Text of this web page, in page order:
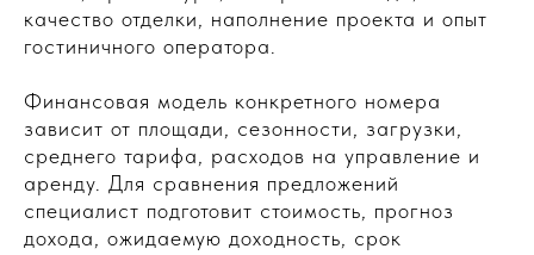
качество отделки, наполнение проекта и опыт
гостиничного оператора.
Финансовая модель конкретного номера
зависит от площади, сезонности, загрузки,
среднего тарифа, расходов на управление и
аренду. Для сравнения предложений
специалист подготовит стоимость, прогноз
дохода, ожидаемую доходность, срок